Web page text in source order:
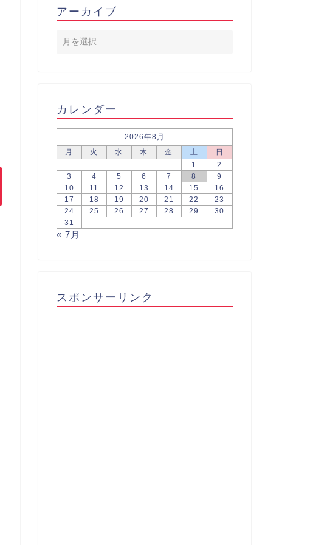
アーカイブ
カレンダー
2026年8月
月
火 水 木 金 土
日
1
2
3
4 5 6 7 8
9
10
11 12 13 14 15
16
17
18 19 20 21 22
23
24
25 26 27 28 29
30
31
« 7月
スポンサーリンク